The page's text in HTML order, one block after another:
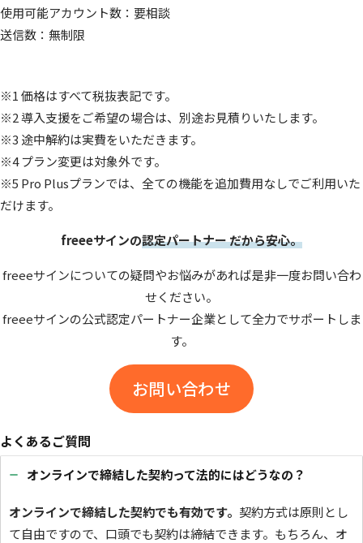
使用可能アカウント数：要相談
送信数：無制限
※1 価格はすべて税抜表記です。​
※2 導入支援をご希望の場合は、別途お見積りいたします。
※3 ​途中解約は実費をいただきます。
※4 プラン変更は対象外です。
※5 Pro Plusプランでは、全ての機能を追加費用なしでご利用いた
だけます。
freeeサインの認定パートナー だから安心。
freeeサインについての疑問やお悩みがあれば是非一度お問い合わ
せください。
freeeサインの公式認定パートナー企業として全力でサポートしま
す。
お問い合わせ
よくあるご質問
オンラインで締結した契約って法的にはどうなの？
オンラインで締結した契約でも有効です。 契約方式は原則とし
て自由ですので、口頭でも契約は締結できます。もちろん、オ